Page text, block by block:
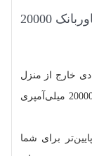
پاوربانک 10000 میلی‌آمپر بهتر است یا پاوربانک 20000
خارج از منزل
هستید یا نیاز به شارژ تبلت و لپ‌تاپ دارید، مدل 20000 میلی‌آمپری
برای شما